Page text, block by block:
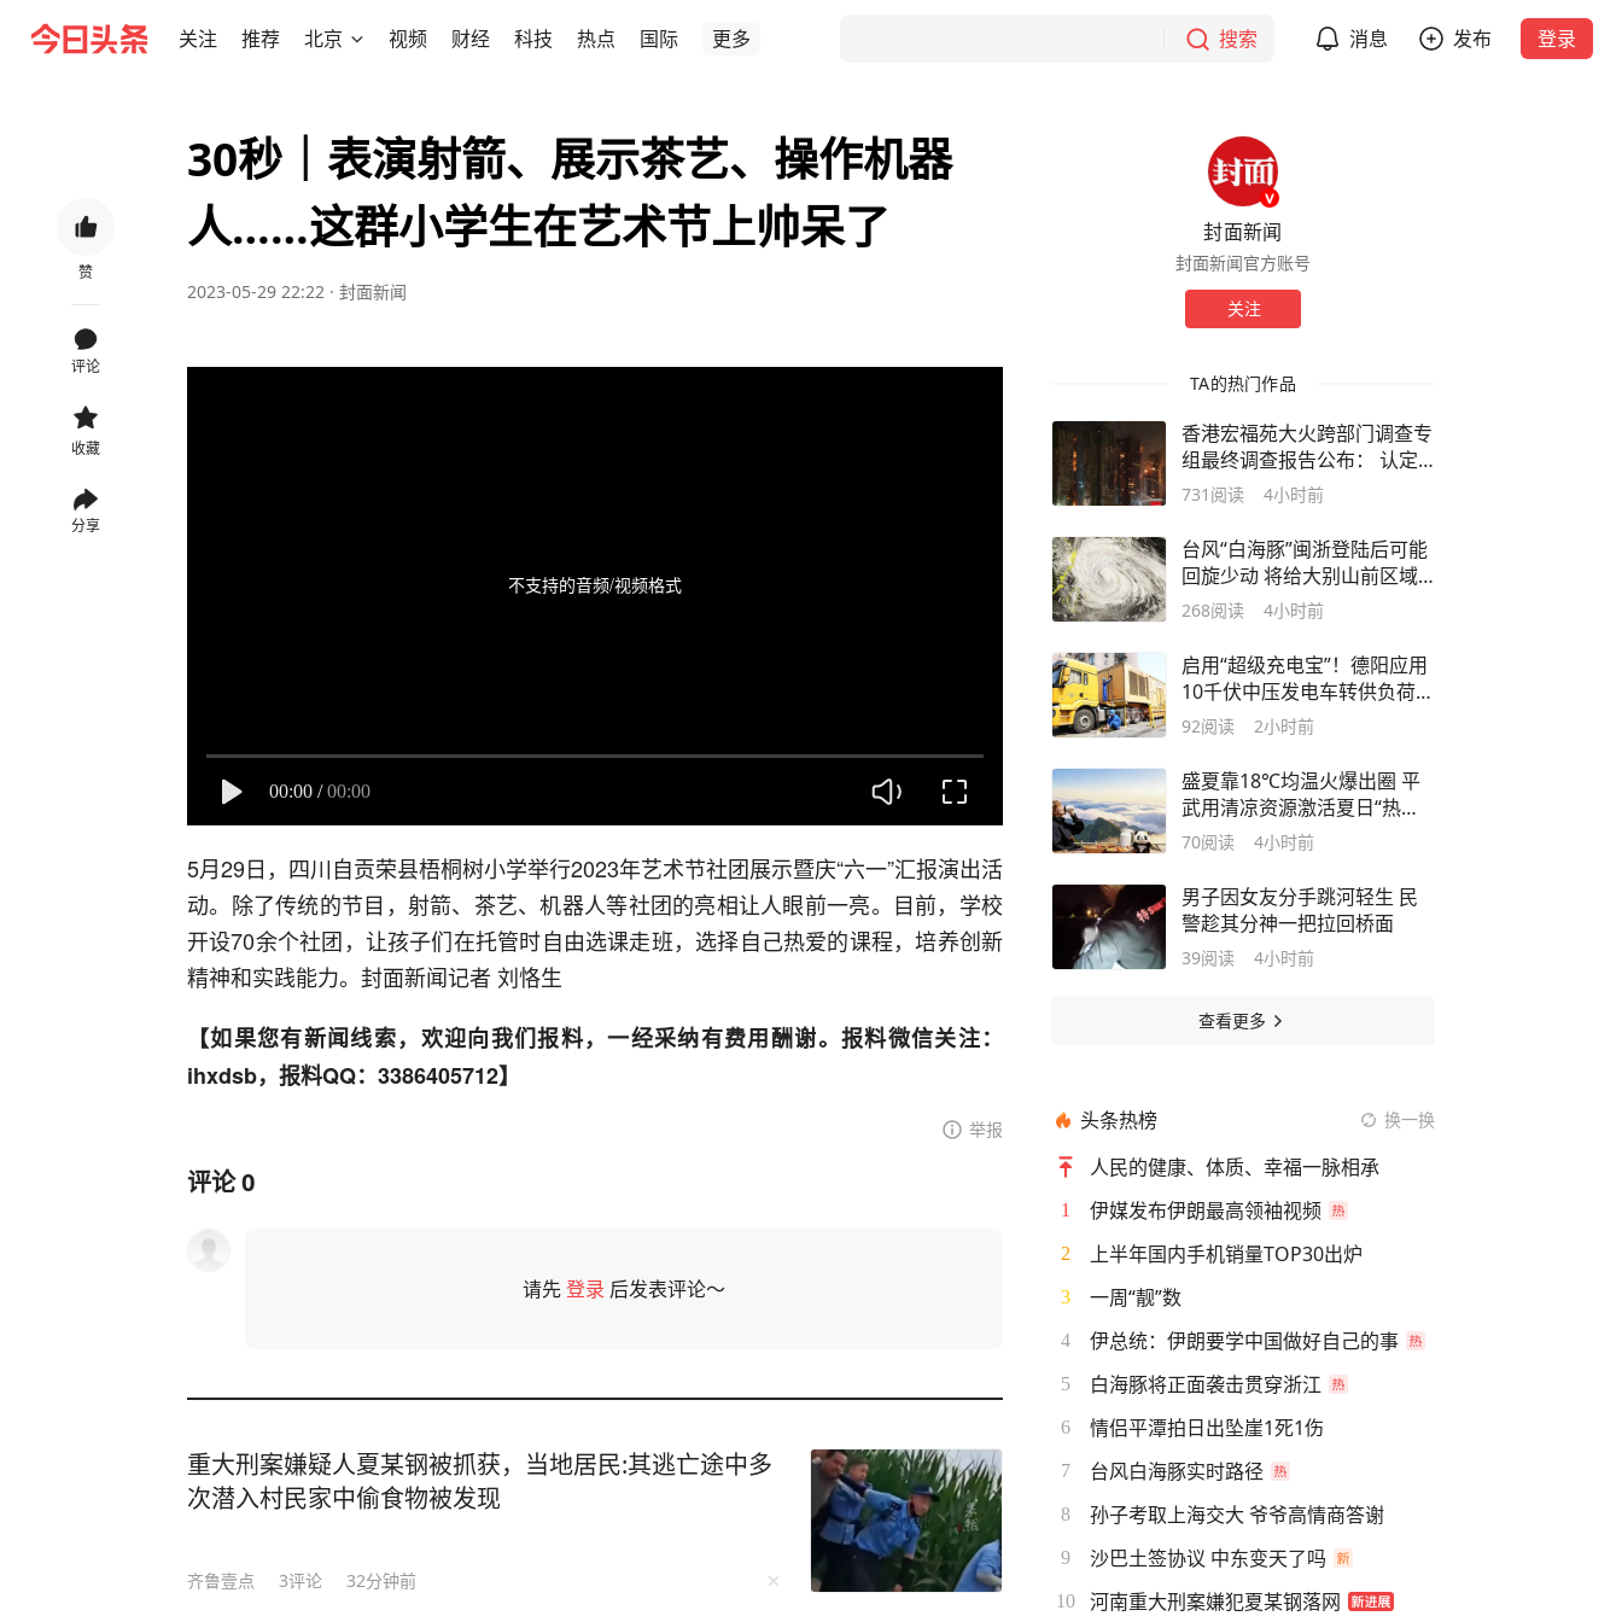
关注 推荐 北京 视频 财经 科技 热点 国际 更多 搜索 消息 发布 登录
赞
评论
收藏
分享
30秒｜表演射箭、展示茶艺、操作机器
人……这群小学生在艺术节上帅呆了
2023-05-29 22:22 · 封面新闻
不支持的音频/视频格式
00:00 / 00:00
5月29日，四川自贡荣县梧桐树小学举行2023年艺术节社团展示暨庆“六一”汇报演出活
动。除了传统的节目，射箭、茶艺、机器人等社团的亮相让人眼前一亮。目前，学校
开设70余个社团，让孩子们在托管时自由选课走班，选择自己热爱的课程，培养创新
精神和实践能力。封面新闻记者 刘恪生
【如果您有新闻线索，欢迎向我们报料，一经采纳有费用酬谢。报料微信关注：
ihxdsb，报料QQ：3386405712】
举报
评论0
请先登录 后发表评论～
重大刑案嫌疑人夏某钢被抓获，当地居民:其逃亡途中多
次潜入村民家中偷食物被发现
齐鲁壹点 3评论 32分钟前
封面新闻
封面新闻官方账号
关注
TA的热门作品
香港宏福苑大火跨部门调查专
组最终调查报告公布： 认定
系意外，烟头最可能为火源
731 阅读 4小时前
台风“白海豚”闽浙登陆后可能
回旋少动 将给大别山前区域
带来较强降水
268阅读 4小时前
启用“超级充电宝”！德阳应用
10千伏中压发电车转供负荷成
功消除隐患
92阅读 2小时前
盛夏靠18℃均温火爆出圈 平
武用清凉资源激活夏日“热经
济”
70阅读 4小时前
男子因女友分手跳河轻生 民
警趁其分神一把拉回桥面
39阅读 4小时前
查看更多
头条热榜 换一换
人民的健康、体质、幸福一脉相承
1 伊媒发布伊朗最高领袖视频
2 上半年国内手机销量TOP30出炉
3 一周“靓”数
4 伊总统：伊朗要学中国做好自己的事
5 白海豚将正面袭击贯穿浙江
6 情侣平潭拍日出坠崖1死1伤
7 台风白海豚实时路径
8 孙子考取上海交大 爷爷高情商答谢
9 沙巴土签协议 中东变天了吗
10 河南重大刑案嫌犯夏某钢落网